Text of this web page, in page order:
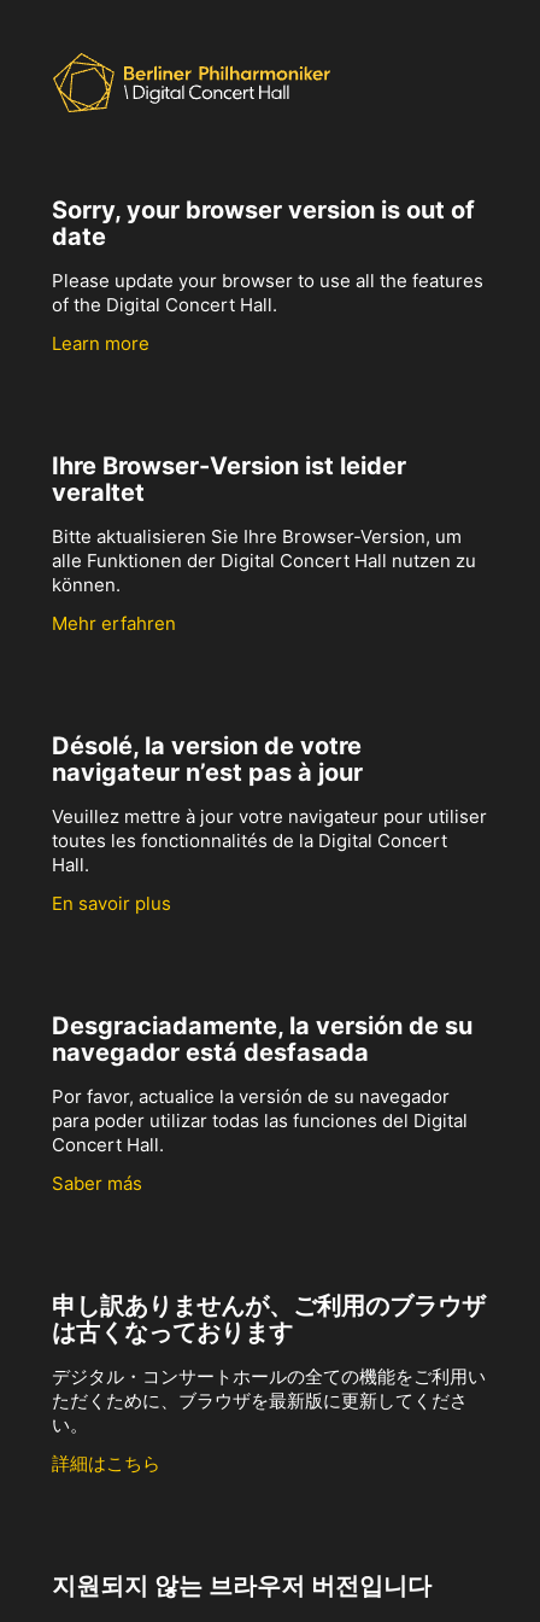
Sorry, your browser version is out of
date
Please update your browser to use all the features
of the Digital Concert Hall.
Learn more
Ihre Browser-Version ist leider
veraltet
Bitte aktualisieren Sie Ihre Browser-Version, um
alle Funktionen der Digital Concert Hall nutzen zu
können.
Mehr erfahren
Désolé, la version de votre
navigateur n’est pas à jour
Veuillez mettre à jour votre navigateur pour utiliser
toutes les fonctionnalités de la Digital Concert
Hall.
En savoir plus
Desgraciadamente, la versión de su
navegador está desfasada
Por favor, actualice la versión de su navegador
para poder utilizar todas las funciones del Digital
Concert Hall.
Saber más
申し訳ありませんが、ご利用のブラウザ
は古くなっております
デジタル・コンサートホールの全ての機能をご利用い
ただくために、ブラウザを最新版に更新してくださ
い。
詳細はこちら
지원되지 않는 브라우저 버전입니다